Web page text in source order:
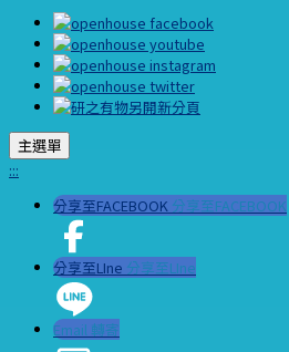
主選單
:::
分享至FACEBOOK 分享至FACEBOOK
分享至LIne 分享至LIne
Email 轉寄